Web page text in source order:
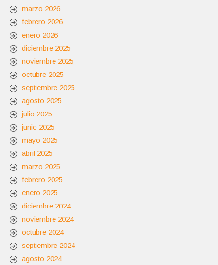
marzo 2026
febrero 2026
enero 2026
diciembre 2025
noviembre 2025
octubre 2025
septiembre 2025
agosto 2025
julio 2025
junio 2025
mayo 2025
abril 2025
marzo 2025
febrero 2025
enero 2025
diciembre 2024
noviembre 2024
octubre 2024
septiembre 2024
agosto 2024